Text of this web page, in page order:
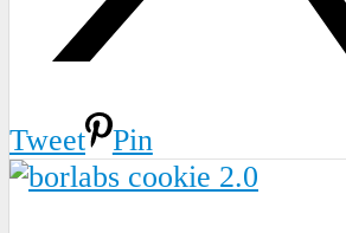
Tweet Pin